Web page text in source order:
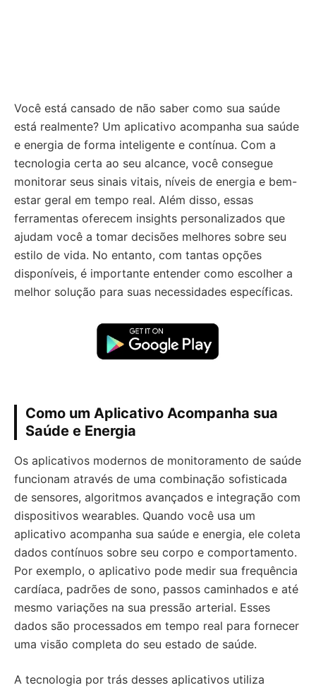
Você está cansado de não saber como sua saúde
está realmente? Um aplicativo acompanha sua saúde
e energia de forma inteligente e contínua. Com a
tecnologia certa ao seu alcance, você consegue
monitorar seus sinais vitais, níveis de energia e bem-
estar geral em tempo real. Além disso, essas
ferramentas oferecem insights personalizados que
ajudam você a tomar decisões melhores sobre seu
estilo de vida. No entanto, com tantas opções
disponíveis, é importante entender como escolher a
melhor solução para suas necessidades específicas.
Como um Aplicativo Acompanha sua
Saúde e Energia
Os aplicativos modernos de monitoramento de saúde
funcionam através de uma combinação sofisticada
de sensores, algoritmos avançados e integração com
dispositivos wearables. Quando você usa um
aplicativo acompanha sua saúde e energia, ele coleta
dados contínuos sobre seu corpo e comportamento.
Por exemplo, o aplicativo pode medir sua frequência
cardíaca, padrões de sono, passos caminhados e até
mesmo variações na sua pressão arterial. Esses
dados são processados em tempo real para fornecer
uma visão completa do seu estado de saúde.
A tecnologia por trás desses aplicativos utiliza